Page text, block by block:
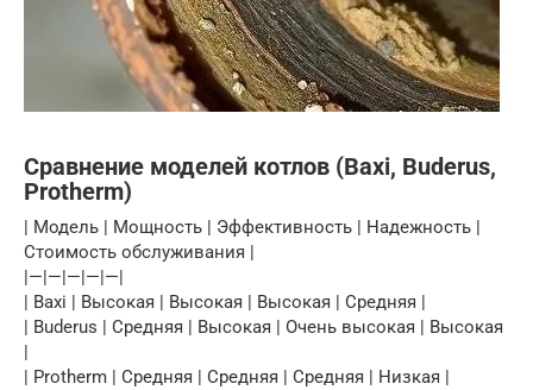
Сравнение моделей котлов (Baxi, Buderus,
Protherm)
| Модель | Мощность | Эффективность | Надежность |
Стоимость обслуживания |
|—|—|—|—|—|
| Baxi | Высокая | Высокая | Высокая | Средняя |
| Buderus | Средняя | Высокая | Очень высокая | Высокая
|
| Protherm | Средняя | Средняя | Средняя | Низкая |